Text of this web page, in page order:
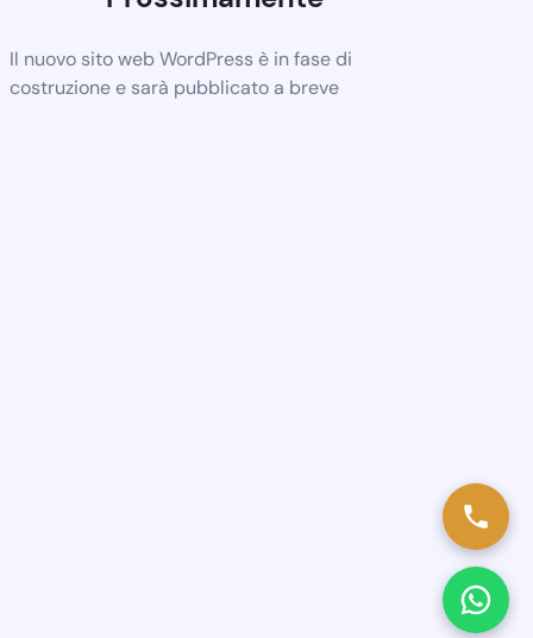
Il nuovo sito web WordPress è in fase di
costruzione e sarà pubblicato a breve